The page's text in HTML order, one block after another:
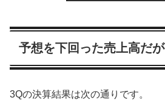
予想を下回った売上高だが
3Qの決算結果は次の通りです。